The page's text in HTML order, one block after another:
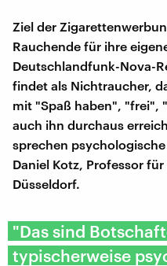
Ziel der
Rauchende für ihre
Deutschlandfunk-Nova-
findet als Nichtraucher,
mit "Spaß haben", "frei",
auch ihn durchaus
sprechen
Daniel Kotz, Professor
Düsseldorf.
"Das sind
typischerweise